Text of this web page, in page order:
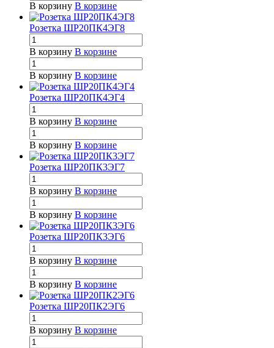
В корзину В корзине
Розетка ШР20ПК4ЭГ8
В корзину В корзине
В корзину В корзине
Розетка ШР20ПК4ЭГ4
В корзину В корзине
В корзину В корзине
Розетка ШР20ПК3ЭГ7
В корзину В корзине
В корзину В корзине
Розетка ШР20ПК3ЭГ6
В корзину В корзине
В корзину В корзине
Розетка ШР20ПК2ЭГ6
В корзину В корзине